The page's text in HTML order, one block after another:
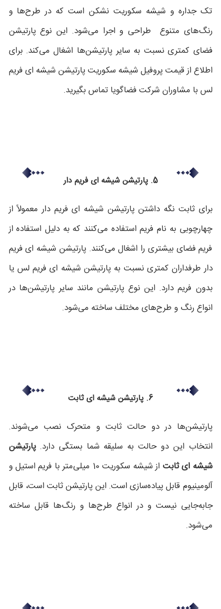
تک جداره و شیشه سکوریت نشکن است که در طرح‌ها و
رنگ‌های متنوع طراحی و اجرا می‌‎شود. این نوع پارتیشن
فضای کمتری نسبت به سایر پارتیشن‌ها اشغال می‌کند. برای
اطلاع از قیمت پروفیل شیشه سکوریتپارتیشن شیشه ای فریم
لسبا مشاوران شرکت فضاگویا تماس بگیرید.
5. پارتیشن شیشه ای فریم دار
برای ثابت نگه داشتن پارتیشن‌ شیشه ای فریم دار معمولاً از
چهارچوبی به نام فریم استفاده می‌کنند که به دلیل استفاده از
فریم فضای بیشتری را اشغال می‌کنند. پارتیشن شیشه ای فریم
دار طرفداران کمتری نسبت به پارتیشن شیشه ای فریم لس یا
بدون فریم دارد. این نوع پارتیشن مانند سایر پارتیشن‌ها در
انواع رنگ و طرح‌های مختلف ساخته می‌شود.
6. پارتیشن شیشه ای ثابت
پارتیشن‌ها در دو حالت ثابت و متحرک نصب می‌شوند.
انتخاب این دو حالت به سلیقه شما بستگی دارد.پارتیشن
شیشه ای ثابت
از شیشه سکوریت 10 میلی‌متر با فریم استیل و
آلومینیوم قابل پیاده‌سازی است. این پارتیشن ثابت است، قابل
جابه‌جایی نیست و در انواع طرح‌ها و رنگ‌ها قابل ساخته
می‌شود.